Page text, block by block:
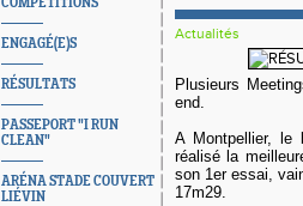
ENGAGÉ(E)S
RÉSULTATS
PASSEPORT "I RUN
CLEAN"
ARÉNA STADE COUVERT
LIÉVIN
Actualités
Plusieurs
end.
A Montpellier, le
réalisé la
son 1er essai,
17m29.